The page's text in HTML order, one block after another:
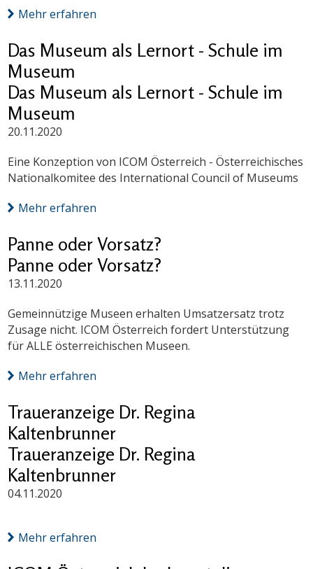
Mehr erfahren
Das Museum als Lernort - Schule im
Museum
Das Museum als Lernort - Schule im
Museum
20.11.2020
Eine Konzeption von ICOM Österreich - Österreichisches
Nationalkomitee des International Council of Museums
Mehr erfahren
Panne oder Vorsatz?
Panne oder Vorsatz?
13.11.2020
Gemeinnützige Museen erhalten Umsatzersatz trotz
Zusage nicht. ICOM Österreich fordert Unterstützung
für ALLE österreichischen Museen.
Mehr erfahren
Traueranzeige Dr. Regina
Kaltenbrunner
Traueranzeige Dr. Regina
Kaltenbrunner
04.11.2020
Mehr erfahren